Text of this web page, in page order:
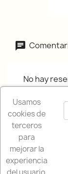
No hay
NUESTRA
Usamos
cookies de
terceros
para
mejorar la
experiencia